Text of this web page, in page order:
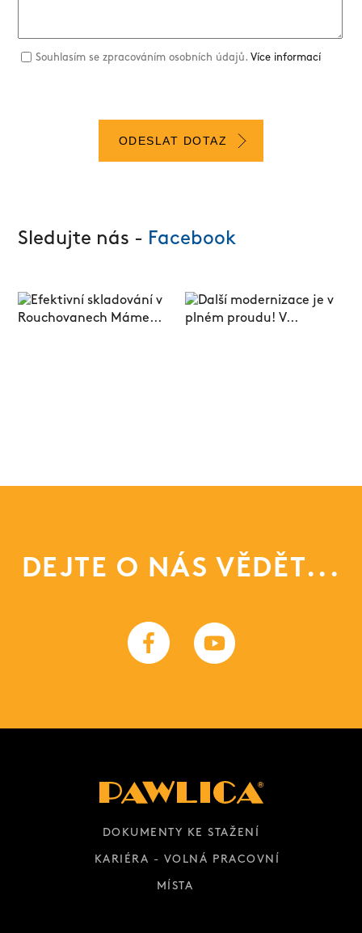
Souhlasím se zpracováním osobních údajů.Více informací
ODESLAT DOTAZ
Sledujte nás - Facebook
DEJTE O NÁS VĚDĚT...
DOKUMENTY KE STAŽENÍ
KARIÉRA - VOLNÁ PRACOVNÍ
MÍSTA